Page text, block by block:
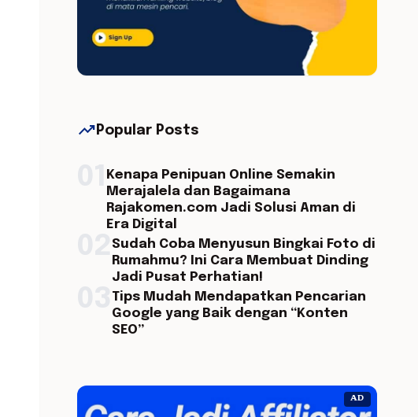
trending_up Popular Posts
Kenapa Penipuan Online Semakin
Merajalela dan Bagaimana
Rajakomen.com Jadi Solusi Aman di
Era Digital
Sudah Coba Menyusun Bingkai Foto di
Rumahmu? Ini Cara Membuat Dinding
Jadi Pusat Perhatian!
Tips Mudah Mendapatkan Pencarian
Google yang Baik dengan “Konten
SEO”
AD